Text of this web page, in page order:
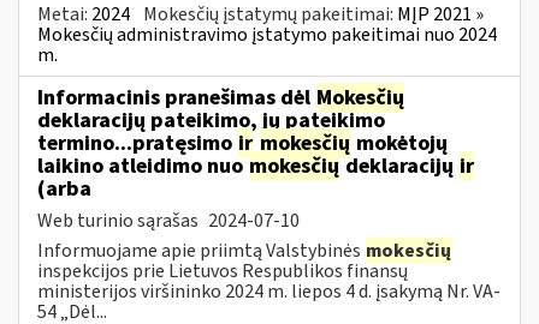
Metai: 2024 Mokesčių įstatymų pakeitimai: MĮP 2021 »
Mokesčių administravimo įstatymo pakeitimai nuo 2024
m.
Informacinis pranešimas dėl Mokesčių
deklaracijų pateikimo, jų pateikimo
termino...pratęsimo ir mokesčių mokėtojų
laikino atleidimo nuomokesčiųdeklaracijų ir
(arba
Web turinio sąrašas 2024-07-10
Informuojame apie priimtą Valstybinės mokesčių
inspekcijos prie Lietuvos Respublikos finansų
ministerijos viršininko 2024 m. liepos 4 d. įsakymą Nr. VA-
54 „Dėl...